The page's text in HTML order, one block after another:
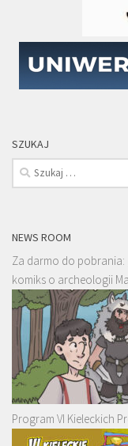
SZUKAJ
Szukaj:
NEWS ROOM
Za darmo do pobrania:
komiks o archeologii
Program VI Kieleckich